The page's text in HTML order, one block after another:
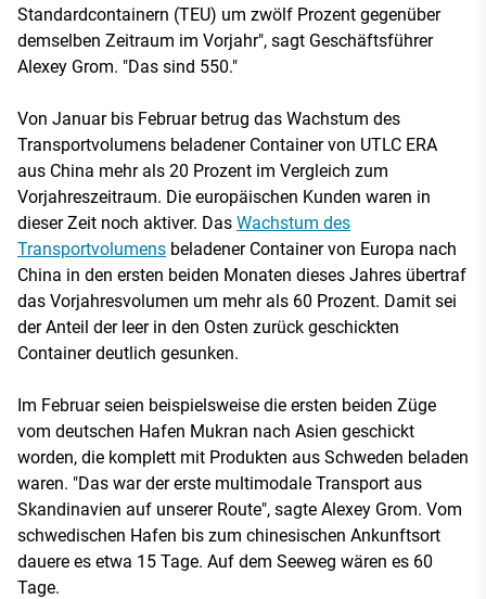
Standardcontainern (TEU) um zwölf Prozent gegenüber
demselben Zeitraum im Vorjahr", sagt Geschäftsführer
Alexey Grom. "Das sind 550."
Von Januar bis Februar betrug das Wachstum des
Transportvolumens beladener Container von UTLC ERA
aus China mehr als 20 Prozent im Vergleich zum
Vorjahreszeitraum. Die europäischen Kunden waren in
dieser Zeit noch aktiver. Das Wachstum des
Transportvolumens beladener Container von Europa nach
China in den ersten beiden Monaten dieses Jahres übertraf
das Vorjahresvolumen um mehr als 60 Prozent. Damit sei
der Anteil der leer in den Osten zurück geschickten
Container deutlich gesunken.
Im Februar seien beispielsweise die ersten beiden Züge
vom deutschen Hafen Mukran nach Asien geschickt
worden, die komplett mit Produkten aus Schweden beladen
waren. "Das war der erste multimodale Transport aus
Skandinavien auf unserer Route", sagte Alexey Grom. Vom
schwedischen Hafen bis zum chinesischen Ankunftsort
dauere es etwa 15 Tage. Auf dem Seeweg wären es 60
Tage.